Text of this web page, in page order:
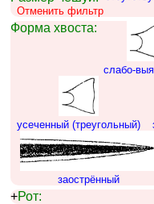
Отменить фильтр
Форма хвоста:
слабо-
усеченный (треугольный)
заострённый
+Рот: